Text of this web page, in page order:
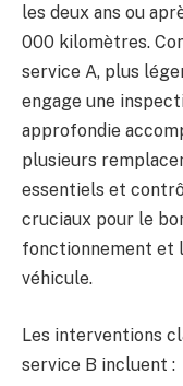
les deux ans ou
000 kilomètres.
service A, plus
engage une
approfondie
plusieurs
essentiels et
cruciaux pour le
fonctionnement et
véhicule.
Les interventions
service B incluent :